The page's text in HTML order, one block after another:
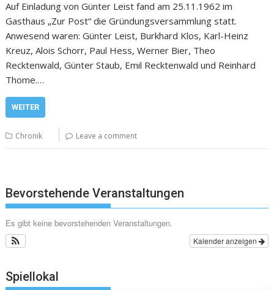
Auf Einladung von Günter Leist fand am 25.11.1962 im
Gasthaus „Zur Post“ die Gründungsversammlung statt.
Anwesend waren: Günter Leist, Burkhard Klos, Karl-Heinz
Kreuz, Alois Schorr, Paul Hess, Werner Bier, Theo
Recktenwald, Günter Staub, Emil Recktenwald und Reinhard
Thome.…
WEITER
Chronik Leave a comment
Bevorstehende Veranstaltungen
Es gibt keine bevorstehenden Veranstaltungen.
Kalender anzeigen
Spiellokal